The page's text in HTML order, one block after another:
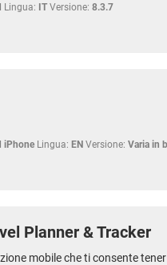
Lingua: IT Versione: 8.3.7
iPhone Lingua: EN Versione: Varia in
Planner & Tracker
mobile che ti consente